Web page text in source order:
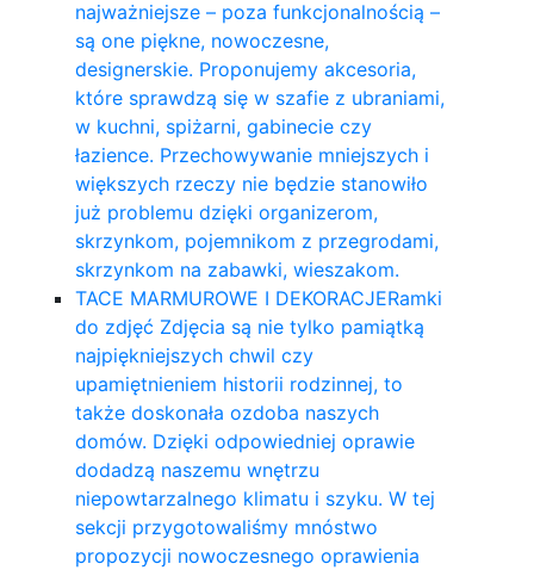
najważniejsze – poza funkcjonalnością –
są one piękne, nowoczesne,
designerskie. Proponujemy akcesoria,
które sprawdzą się w szafie z ubraniami,
w kuchni, spiżarni, gabinecie czy
łazience. Przechowywanie mniejszych i
większych rzeczy nie będzie stanowiło
już problemu dzięki organizerom,
skrzynkom, pojemnikom z przegrodami,
skrzynkom na zabawki, wieszakom.
TACE MARMUROWE I DEKORACJERamki
do zdjęć Zdjęcia są nie tylko pamiątką
najpiękniejszych chwil czy
upamiętnieniem historii rodzinnej, to
także doskonała ozdoba naszych
domów. Dzięki odpowiedniej oprawie
dodadzą naszemu wnętrzu
niepowtarzalnego klimatu i szyku. W tej
sekcji przygotowaliśmy mnóstwo
propozycji nowoczesnego oprawienia